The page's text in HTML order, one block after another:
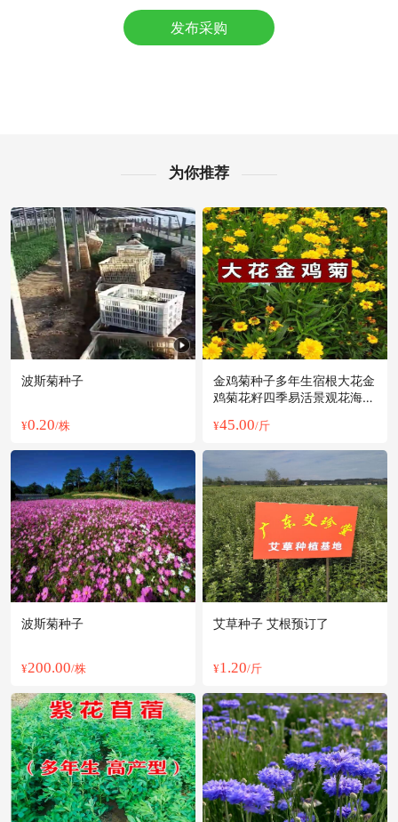
附近王**老板15分钟前看了商品
盐城市梁**老板36分钟前看了商品
附近柳**老板9分钟前看了商品
附近伍**老板28分钟前询价供应商
盐城市孙**老板17小时前询价供应商
附近徐**老板23分钟前获取了报价
发布采购
为你推荐
波斯菊种子
¥0.20/株
金鸡菊种子多年生宿根大花金
鸡菊花籽四季易活景观花海色
¥45.00/斤
波斯菊种子
¥200.00/株
艾草种子 艾根预订了
¥1.20/斤